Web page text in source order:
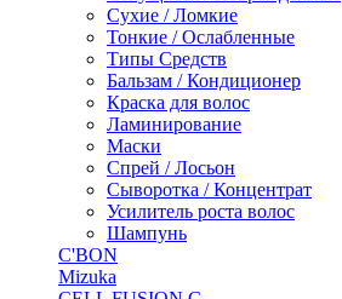
Сухие / Ломкие
Тонкие / Ослабленные
Типы Средств
Бальзам / Кондиционер
Краска для волос
Ламинирование
Маски
Спрей / Лосьон
Сыворотка / Концентрат
Усилитель роста волос
Шампунь
C'BON
Mizuka